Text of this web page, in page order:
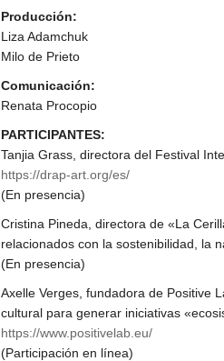
Producción:
Liza Adamchuk
Milo de Prieto
Comunicación:
Renata Procopio
PARTICIPANTES:
Tanjia Grass, directora del Festival
https://drap-art.org/es/
(En presencia)
Cristina Pineda, directora de «La
relacionados con la sostenibilidad, la
(En presencia)
Axelle Verges, fundadora de Positive
cultural para generar iniciativas
https://www.positivelab.eu/
(Participación en línea)